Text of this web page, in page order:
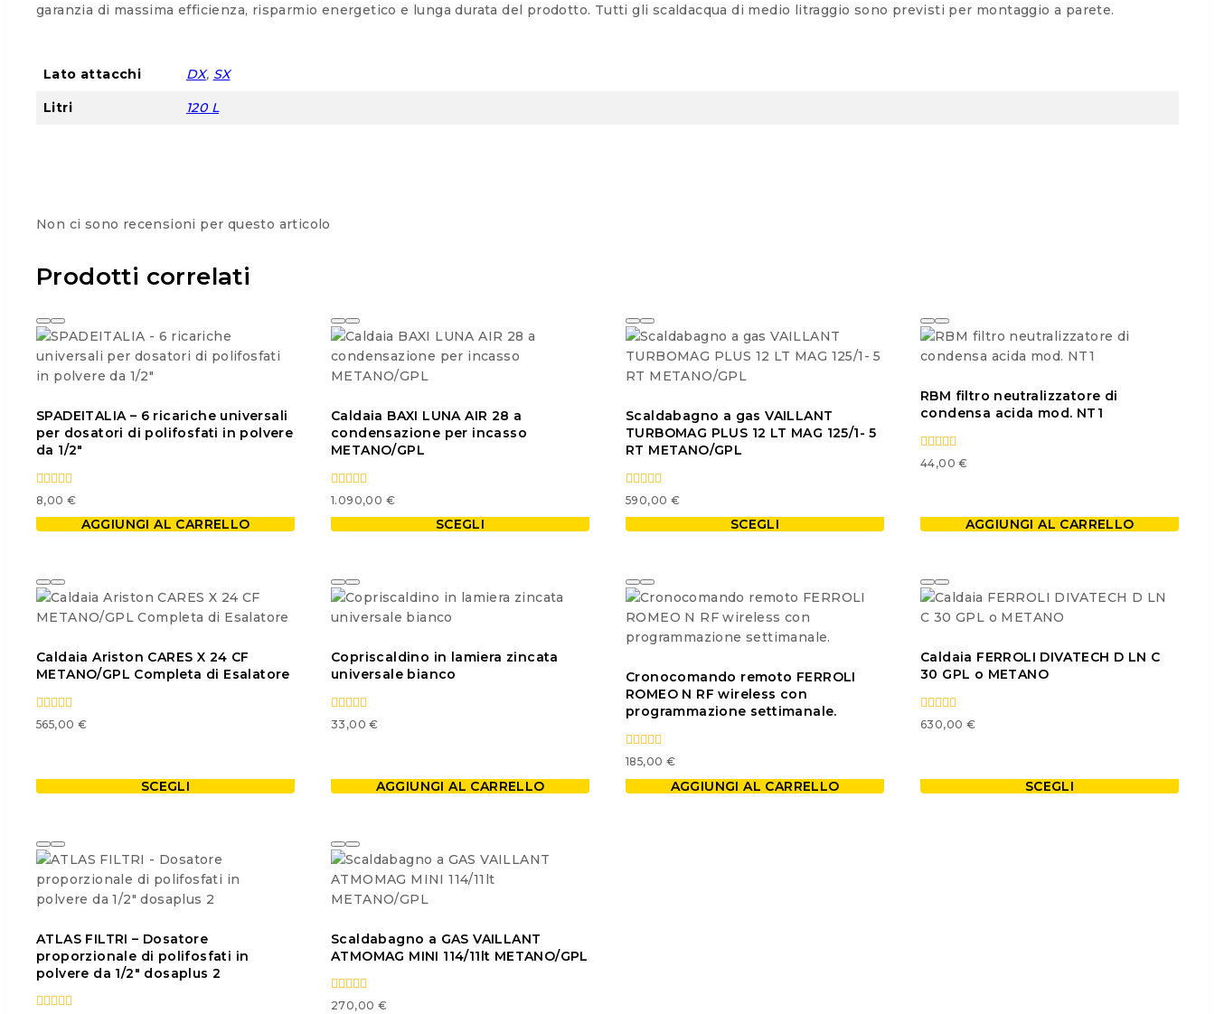
garanzia di massima efficienza, risparmio energetico e lunga durata del prodotto. Tutti gli scaldacqua di medio litraggio sono previsti per montaggio a parete.
Lato attacchi DX, SX
Litri 120 L
Non ci sono recensioni per questo articolo
Prodotti correlati
SPADEITALIA – 6 ricariche universali
per dosatori di polifosfati in polvere
da 1/2″
0
out
5
8,00 €
AGGIUNGI AL CARRELLO
Caldaia BAXI LUNA AIR 28 a
condensazione per incasso
METANO/GPL
0
5
1.090,00 €
SCEGLI
ha
più
varianti.
opzioni
possono
essere
scelte
del
Scaldabagno a gas VAILLANT
TURBOMAG PLUS 12 LT MAG 125/1- 5
RT METANO/GPL
0
5
590,00 €
SCEGLI
ha
più
varianti.
Le
possono
essere
scelte
nella
pagina
del
RBM filtro neutralizzatore di
condensa acida mod. NT1
0
44,00€
AGGIUNGI AL CARRELLO
Caldaia Ariston CARES X 24 CF
METANO/GPL Completa di Esalatore
0
565,00 €
SCEGLI
ha
più
varianti.
Le
possono
essere
scelte
nella
Copriscaldino in lamiera zincata
universale bianco
0
33,00€
AGGIUNGI AL CARRELLO
Cronocomando remoto FERROLI
ROMEO N RF wireless con
programmazione settimanale.
0
of
5
185,00 €
AGGIUNGI AL CARRELLO
Caldaia FERROLI DIVATECH D LN C
30 GPL o METANO
0
630,00 €
SCEGLI
ATLAS FILTRI – Dosatore
proporzionale di polifosfati in
polvere da 1/2″ dosaplus 2
Scaldabagno a GAS VAILLANT
ATMOMAG MINI 114/11lt METANO/GPL
0
270,00 €